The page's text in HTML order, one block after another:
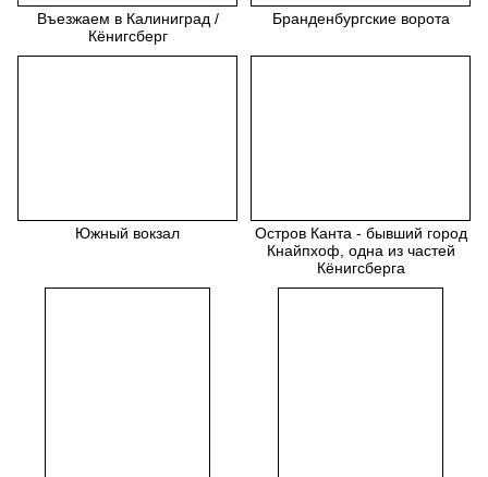
Въезжаем в Калиниград /
Кёнигсберг
Бранденбургские ворота
Южный вокзал
Остров Канта - бывший город
Кнайпхоф, одна из частей
Кёнигсберга